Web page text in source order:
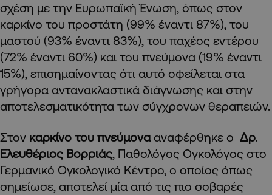
σχέση με την Ευρωπαϊκή Ένωση, όπως στον
καρκίνο του προστάτη (99% έναντι 87%), του
μαστού (93% έναντι 83%), του παχέος εντέρου
(72% έναντι 60%) και του πνεύμονα (19% έναντι
15%), επισημαίνοντας ότι αυτό οφείλεται στα
γρήγορα αντανακλαστικά διάγνωσης και στην
αποτελεσματικότητα των σύγχρονων θεραπειών.
Στον καρκίνο του πνεύμονααναφέρθηκε ο Δρ.
Ελευθέριος Βορριάς, Παθολόγος Ογκολόγος στο
Γερμανικό Ογκολογικό Κέντρο, ο οποίος όπως
σημείωσε, αποτελεί μία από τις πιο σοβαρές